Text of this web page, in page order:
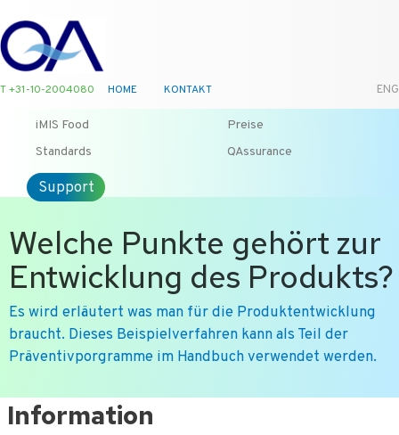
T +31-10-2004080 HOME KONTAKT ENG
iMIS Food
Preise
Standards
QAssurance
Support
Welche Punkte gehört zur
Entwicklung des Produkts?
Es wird erläutert was man für die Produktentwicklung
braucht. Dieses Beispielverfahren kann als Teil der
Präventivporgramme im Handbuch verwendet werden.
Ga
naarInformation